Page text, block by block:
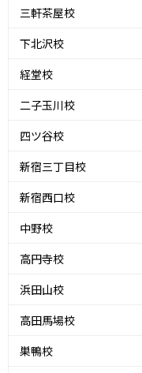
三軒茶屋校
下北沢校
経堂校
二子玉川校
四ツ谷校
新宿三丁目校
新宿西口校
中野校
高円寺校
浜田山校
高田馬場校
巣鴨校